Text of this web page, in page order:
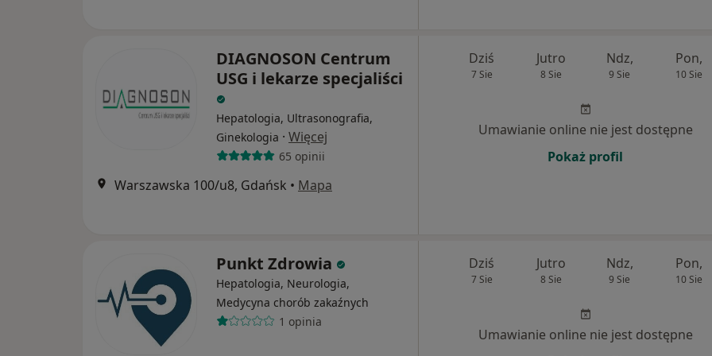
DIAGNOSON Centrum
USG i lekarze specjaliści
Hepatologia, Ultrasonografia,
Ginekologia · Więcej
65 opinii
Warszawska 100/u8, Gdańsk • Mapa
Dziś
7 Sie
Jutro
8 Sie
Ndz,
9 Sie
Pon,
10 Sie
Umawianie online nie jest dostępne
Pokaż profil
Punkt Zdrowia
Hepatologia, Neurologia,
Medycyna chorób zakaźnych
1 opinia
Dziś
7 Sie
Jutro
8 Sie
Ndz,
9 Sie
Pon,
10 Sie
Umawianie online nie jest dostępne